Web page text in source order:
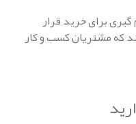
خرید قرار
کسب و کار